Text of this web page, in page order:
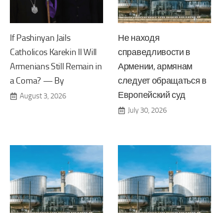
If Pashinyan Jails
Catholicos Karekin II Will
Armenians Still Remain in
a Coma? — By
August 3, 2026
Не находя
справедливости в
Армении, армянам
следует обращаться в
Европейский суд
July 30, 2026